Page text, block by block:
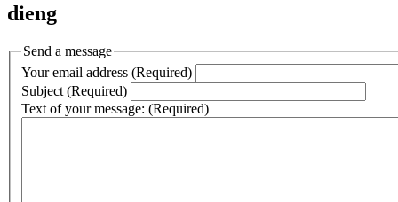
dieng
Send a message
Your email address (Required)
Subject (Required)
Text of your message: (Required)